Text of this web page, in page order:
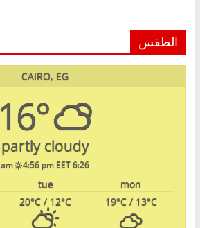
الطقس
CAIRO, EG
16°
partly cloudy
6:26 am
4:56 pm EET
mon
tue
19°C/ 13°C
20°C / 12°C